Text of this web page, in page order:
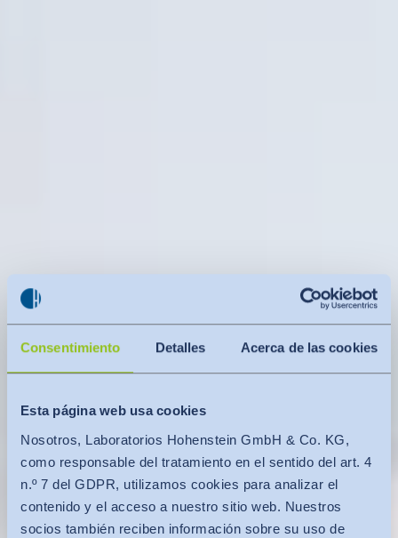
Consentimiento Detalles Acerca de las cookies
Esta página web usa cookies
Nosotros, Laboratorios Hohenstein GmbH & Co. KG,
como responsable del tratamiento en el sentido del art. 4
n.º 7 del GDPR, utilizamos cookies para analizar el
contenido y el acceso a nuestro sitio web. Nuestros
socios también reciben información sobre su uso de